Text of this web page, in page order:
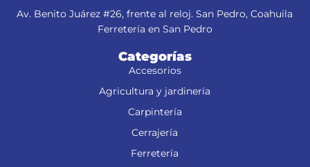
Av. Benito Juárez #26, frente al reloj. San Pedro, Coahuila
Ferretería en San Pedro
Categorías
Accesorios
Agricultura y jardinería
Carpintería
Cerrajería
Ferretería